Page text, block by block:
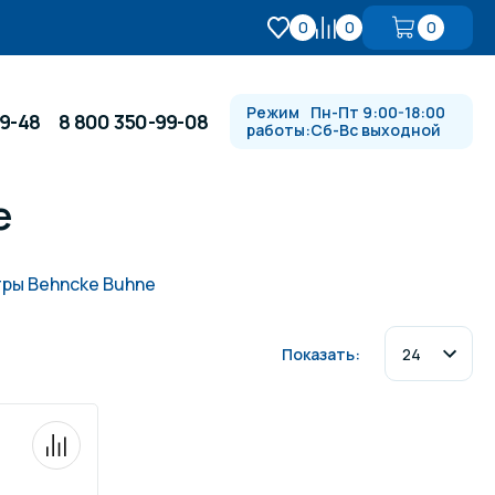
0 0 0
Водопады, водяные пушки и
48 8 800 350-99-08
Режим
работы:
Пн-Пт 9:00-18:00
Сб-Вс выходной
Behncke Buhne
Показать: